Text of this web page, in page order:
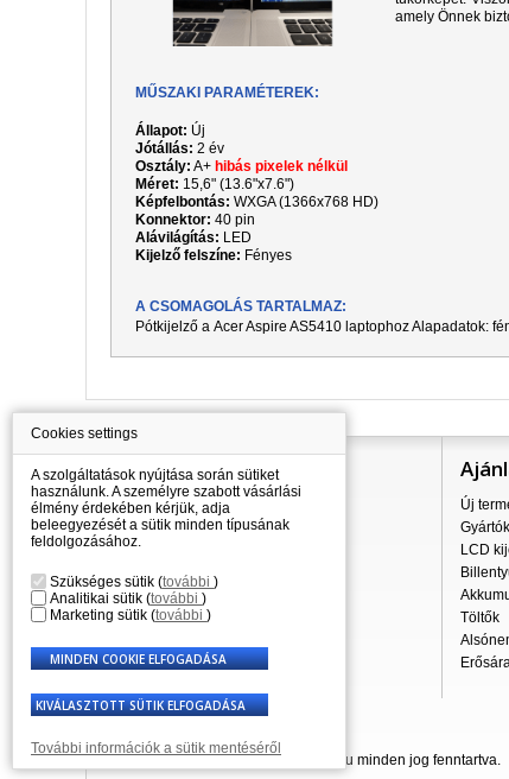
amely Önnek
MŰSZAKI PARAMÉTEREK:
Állapot: Új
Jótállás: 2 év
Osztály: A+ hibás pixelek nélkül
Méret: 15,6" (13.6"x7.6")
Képfelbontás: WXGA (1366x768 HD)
Konnektor: 40 pin
Alávilágítás: LED
Kijelző felszíne: Fényes
A CSOMAGOLÁS TARTALMAZ:
Pótkijelző a Acer Aspire AS5410 laptophoz Alapadatok:
Információ
Mindent a vásárlásról
A szállítás árai
Nagykereskedés
Reklamációs szabályzat
Üzleti feltételek
A személyes adatok feldolgozása
Új
Gyártók
LCD
Töltők
© 2007 - 2026 Laptop-Components.hu minden jog fenntartva.
Cookies settings
A szolgáltatások nyújtása során sütiket
használunk. A személyre szabott vásárlási
élmény érdekében kérjük, adja
beleegyezését a sütik minden típusának
feldolgozásához.
Szükséges sütik (további )
Analitikai sütik (további )
Marketing sütik (további )
További információk a sütik mentéséről